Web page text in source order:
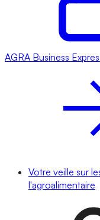
AGRA Business
Votre veille sur
l'agroalimentaire